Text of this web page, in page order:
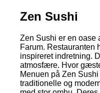
Zen Sushi
Zen Sushi er en oase
Farum. Restauranten
inspireret indretning.
atmosfære. Hvor
Menuen på Zen
traditionelle og